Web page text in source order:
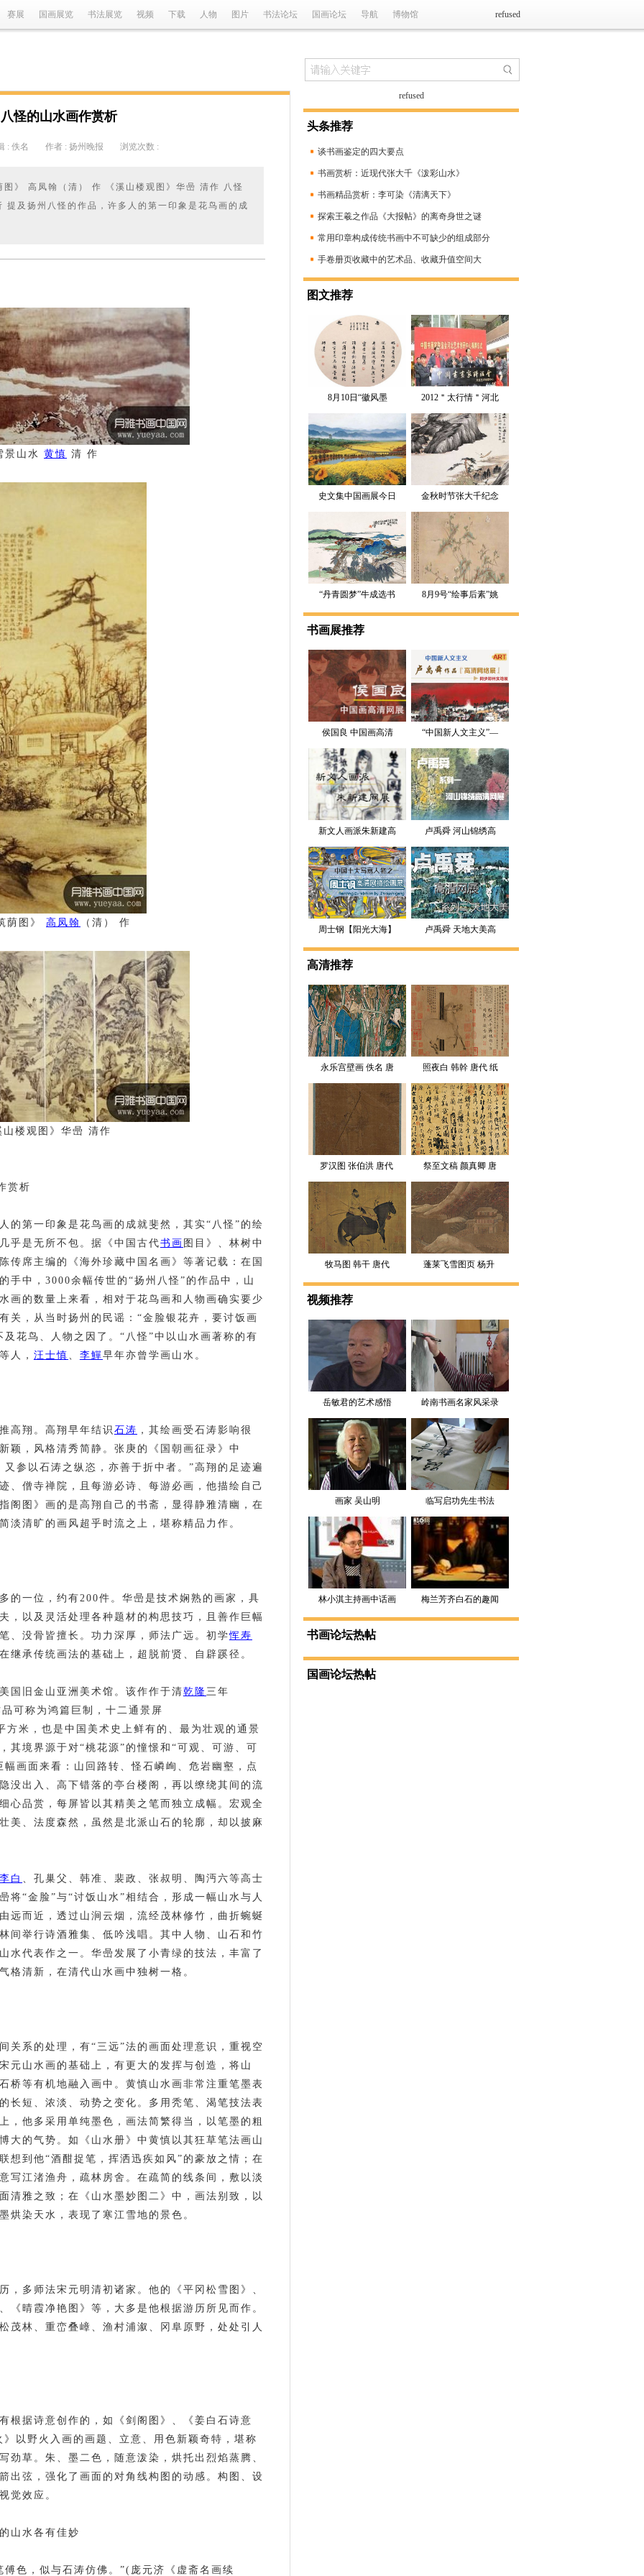
赛展 国画展览 书法展览 视频 下载 人物 图片 书法论坛 国画论坛 导航 博物馆 refused
怪的山水画作赏析
: 佚名 作者 : 扬州晚报 浏览次数 :
》 高凤翰（清） 作 《溪山楼观图》华喦 清作 八怪
提及扬州八怪的作品，许多人的第一印象是花鸟画的成
景山水 黄慎 清 作
荫图》 高凤翰 （清） 作
山楼观图》华喦 清作
赏析
的第一印象是花鸟画的成就斐然，其实“八怪”的绘
乎是无所不包。据《中国古代书画 图目》、林树中
传席主编的《海外珍藏中国名画》等著记载：在国
手中，3000余幅传世的“扬州八怪”的作品中，山
画的数量上来看，相对于花鸟画和人物画确实要少
关，从当时扬州的民谣：“金脸银花卉，要讨饭画
花鸟、人物之因了。“八怪”中以山水画著称的有
人， 汪士慎 、 李鱓早年亦曾学画山水。
高翔。高翔早年结识 石涛 ，其绘画受石涛影响很
颖，风格清秀简静。张庚的《国朝画征录》中
参以石涛之纵恣，亦善于折中者。”高翔的足迹遍
、僧寺禅院，且每游必诗、每游必画，他描绘自己
阁图》画的是高翔自己的书斋，显得静雅清幽，在
淡清旷的画风超乎时流之上，堪称精品力作。
的一位，约有200件。华喦是技术娴熟的画家，具
，以及灵活处理各种题材的构思技巧，且善作巨幅
、没骨皆擅长。功力深厚，师法广远。初学恽寿
继承传统画法的基础上，超脱前贤、自辟蹊径。
国旧金山亚洲美术馆。该作作于清乾隆 三年
可称为鸿篇巨制，十二通景屏
米，也是中国美术史上鲜有的、最为壮观的通景
其境界源于对“桃花源”的憧憬和“可观、可游、可
画面来看：山回路转、怪石嶙峋、危岩幽壑，点
没出入、高下错落的亭台楼阁，再以缭绕其间的流
心品赏，每屏皆以其精美之笔而独立成幅。宏观全
美、法度森然，虽然是北派山石的轮廓，却以披麻
白 、孔巢父、韩准、裴政、张叔明、陶沔六等高士
将“金脸”与“讨饭山水”相结合，形成一幅山水与人
远而近，透过山涧云烟，流经茂林修竹，曲折蜿蜒
间举行诗酒雅集、低吟浅唱。其中人物、山石和竹
水代表作之一。华喦发展了小青绿的技法，丰富了
格清新，在清代山水画中独树一格。
关系的处理，有“三远”法的画面处理意识，重视空
元山水画的基础上，有更大的发挥与创造，将山
桥等有机地融入画中。黄慎山水画非常注重笔墨表
长短、浓淡、动势之变化。多用秃笔、渴笔技法表
，他多采用单纯墨色，画法简繁得当，以笔墨的粗
大的气势。如《山水册》中黄慎以其狂草笔法画山
想到他“酒酣捉笔，挥洒迅疾如风”的豪放之情；在
写江渚渔舟，疏林房舍。在疏简的线条间，敷以淡
清雅之致；在《山水墨妙图二》中，画法别致，以
烘染天水，表现了寒江雪地的景色。
，多师法宋元明清初诸家。他的《平冈松雪图》、
《晴霞净艳图》等，大多是他根据游历所见而作。
茂林、重峦叠嶂、渔村浦溆、冈阜原野，处处引人
根据诗意创作的，如《剑阁图》、《姜白石诗意
以野火入画的画题、立意、用色新颖奇特，堪称
劲草。朱、墨二色，随意泼染，烘托出烈焰蒸腾、
出弦，强化了画面的对角线构图的动感。构图、设
觉效应。
山水各有佳妙
色，似与石涛仿佛。”(庞元济《虚斋名画续
refused
头条推荐
谈书画鉴定的四大要点
书画赏析：近现代张大千《泼彩山水》
书画精品赏析：李可染《清漓天下》
探索王羲之作品《大报帖》的离奇身世之谜
常用印章构成传统书画中不可缺少的组成部分
手卷册页收藏中的艺术品、收藏升值空间大
图文推荐
8月10日“徽风墨
春、张悠炳书法联展
2012＂太行情＂河北
书画大赛作品展
史文集中国画展今日 金秋时节张大千纪念
展太原隆重开幕
“丹青圆梦”牛成选书
画艺术作品展
8月9号“绘事后素”姚
广工笔画展
书画展推荐
侯国良 中国画高清
网展在线展览 优秀
回帖赠送签名作品集
“中国新人文主义”—
卢禹舜作品高清网络
展
新文人画派朱新建高
清在线展览
卢禹舜 河山锦绣高
清在线展览
周士钢【阳光大海】
国画高清网络展览
卢禹舜 天地大美高
清网络在线展览
高清推荐
永乐宫壁画 佚名 唐
代 40X55(2)
照夜白 韩幹 唐代 纸
本30.8 x 33 大都会博
物馆
罗汉图 张伯洪 唐代
24.5×20.3
祭至文稿 颜真卿 唐
代 全图
牧马图 韩干 唐代 蓬莱飞雪图页 杨升
唐代
视频推荐
岳敏君的艺术感悟 岭南书画名家风采录
—黄棠
画家 吴山明 临写启功先生书法
林小淇主持画中话画
家袁武1
梅兰芳齐白石的趣闻
书画论坛热帖
国画论坛热帖